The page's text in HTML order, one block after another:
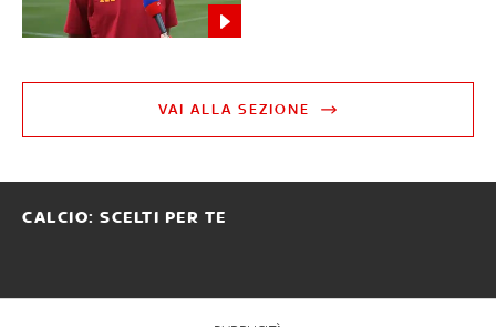
VAI ALLA SEZIONE
CALCIO: SCELTI PER TE